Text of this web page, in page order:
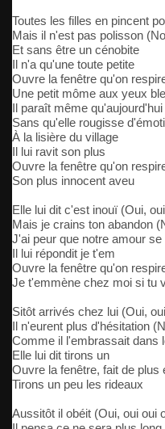
Toutes les filles en pincent
Mais il n'est pas polisson
Et sans être un cénobite
Il n'a qu'une toute petite
Ouvre la fenêtre qu'on
Une petit môme aux yeux
Il paraît même
Sans qu'elle rougisse
À la lisière du village
Il lui ravit son plus
Ouvre la fenêtre qu'on
Son plus innocent aveu
Elle lui dit c'est inouï (Oui,
Mais je crains ton abandon
J'ai peur que notre amour se
Il lui répondit je t'em
Ouvre la fenêtre qu'on
Je t'emmène chez moi si tu
Sitôt arrivés chez lui (Oui,
Il n'eurent plus d'hésitation
Comme il l'embrassait dans
Elle lui dit tirons un
Ouvre la fenêtre, fait de plus
Tirons un peu les rideaux
Aussitôt il obéit (Oui, oui oui